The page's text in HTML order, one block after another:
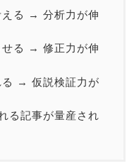
える → 分析力が伸
せる → 修正力が伸
る → 仮説検証力が
る記事が量産され